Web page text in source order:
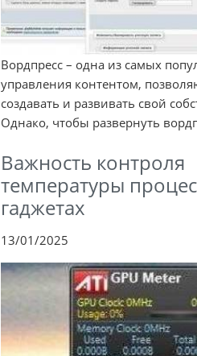
Вордпресс – одна из самых
управления контентом,
создавать и развивать свой
Однако, чтобы развернуть
Важность контроля
температуры
гаджетах
13/01/2025